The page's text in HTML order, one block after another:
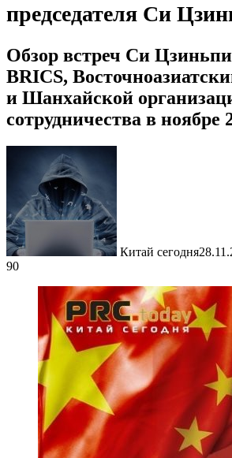
председателя Си
Обзор встреч Си
BRICS,
и Шанхайской
сотрудничества в ноябре
Китай сегодня
90